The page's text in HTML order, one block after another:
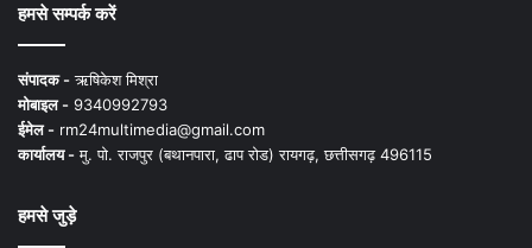
हमसे सम्पर्क करें
संपादक -ऋषिकेश मिश्रा
मोबाइल - 9340992793
ईमेल - rm24multimedia@gmail.com
कार्यालय -मु. पो. राजपुर (बथानपारा, ढाप रोड) रायगढ़, छत्तीसगढ़ 496115
हमसे जुड़े